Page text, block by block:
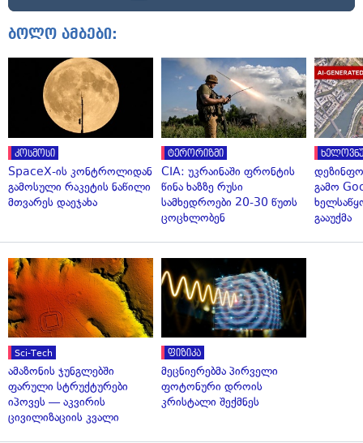
ბოლო ამბები:
კოსმოსი
SpaceX-ის კონტროლიდან
გამოსული რაკეტის ნაწილი
მთვარეს დაეჯახა
ტერორიზმი
CIA: უკრაინაში ფრონტის
წინა ხაზზე რუსი
სამხედროები 20-30 წუთს
ცოცხლობენ
გამო
გააუქმა
Sci-Tech
ამაზონის ჯუნგლებში
ფარული სტრუქტურები
იპოვეს — აკვირის
ცივილიზაციის კვალი
ფიზიკა
მეცნიერებმა პირველი
ფოტონური დროის
კრისტალი შექმნეს